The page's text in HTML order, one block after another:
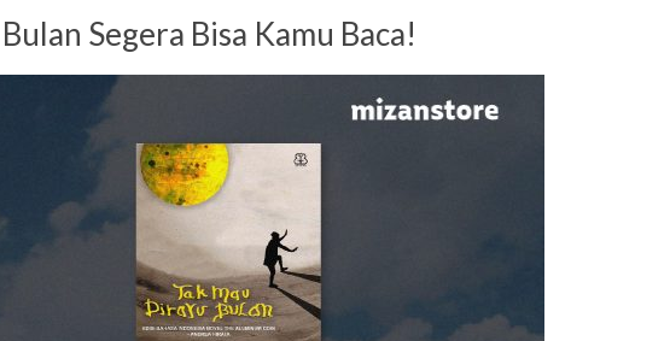
Segera Bisa Kamu Baca!